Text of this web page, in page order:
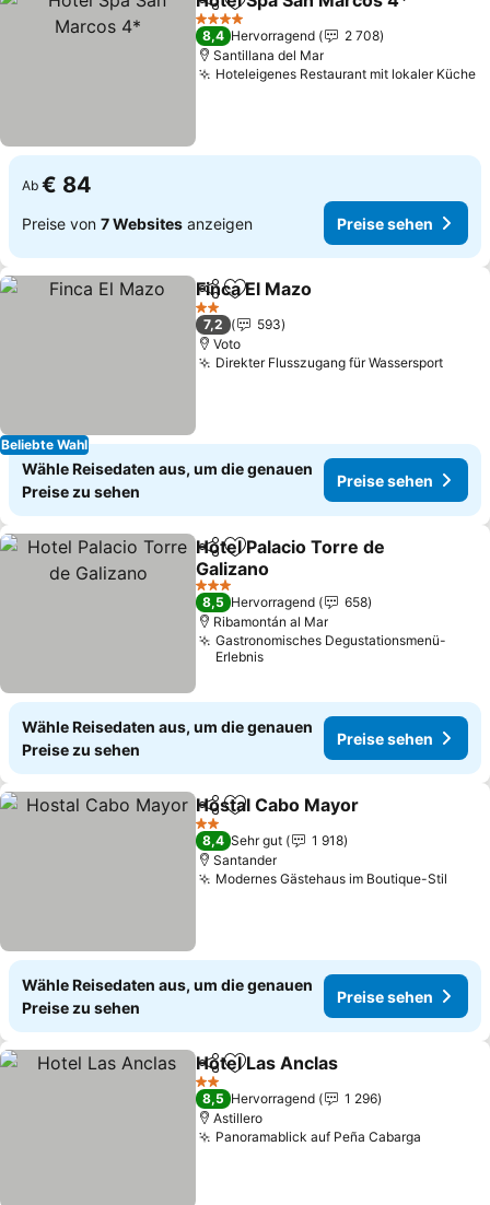
TeilenZu Favoriten hinzufügen
4 Sterne
8,4 Hervorragend
2 708
Santillana del Mar
Hoteleigenes Restaurant mit lokaler Küche
Ab € 84
Preise von 7 Websites anzeigen Preise sehen
Beliebte Wahl
TeilenZu Favoriten hinzufügen
Finca El Mazo
2 Sterne
7,2
593
Voto
Direkter Flusszugang für Wassersport
Wähle Reisedaten aus, um die genauen
Preise zu sehen
Preise sehen
TeilenZu Favoriten hinzufügen
Hotel Palacio Torre de
Galizano
3 Sterne
8,5 Hervorragend
658
Ribamontán al Mar
Gastronomisches Degustationsmenü-
Erlebnis
Wähle Reisedaten aus, um die genauen
Preise zu sehen
Preise sehen
TeilenZu Favoriten hinzufügen
Hostal Cabo Mayor
2 Sterne
8,4 Sehr gut
1 918
Santander
Modernes Gästehaus im Boutique-Stil
Wähle Reisedaten aus, um die genauen
Preise zu sehen
Preise sehen
TeilenZu Favoriten hinzufügen
Hotel Las Anclas
2 Sterne
8,5 Hervorragend
1 296
Astillero
Panoramablick auf Peña Cabarga